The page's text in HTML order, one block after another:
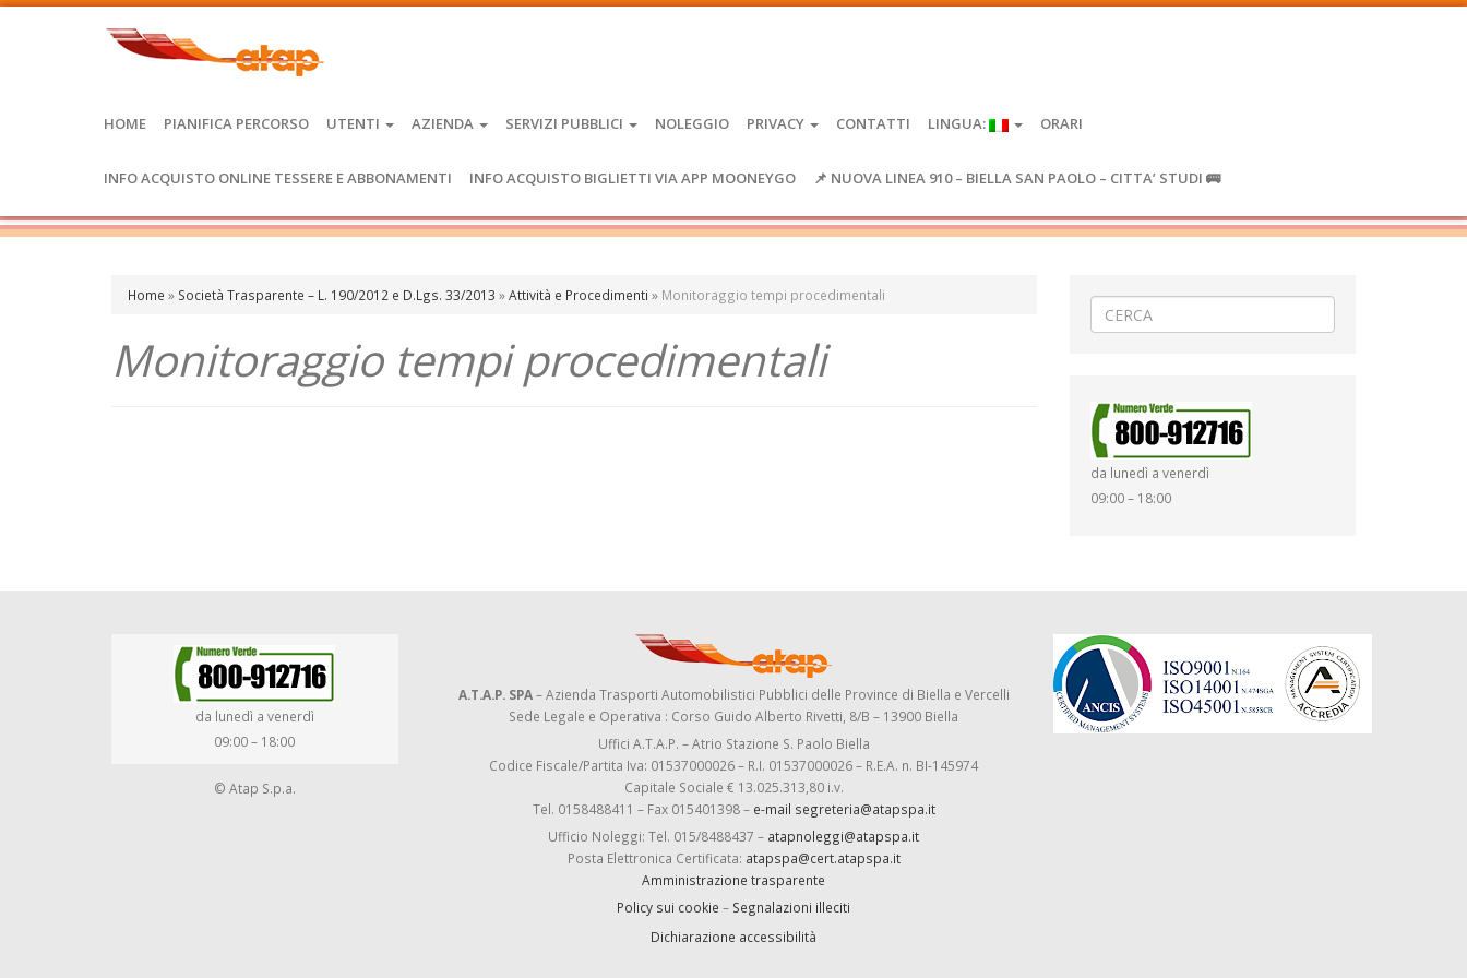
HOME PIANIFICA PERCORSO UTENTI AZIENDA SERVIZI PUBBLICI NOLEGGIO PRIVACY CONTATTI LINGUA: ORARI
INFO ACQUISTO ONLINE TESSERE E ABBONAMENTI INFO ACQUISTO BIGLIETTI VIA APP MOONEYGO 📌 NUOVA LINEA 910 – BIELLA SAN PAOLO – CITTA’ STUDI 🚌
Home » Società Trasparente – L. 190/2012 e D.Lgs. 33/2013 »Attività e Procedimenti » Monitoraggio tempi procedimentali
Monitoraggio tempi procedimentali
da lunedì a venerdì
09:00 – 18:00
da lunedì a venerdì
09:00 – 18:00
© Atap S.p.a.
A.T.A.P. SPA– Azienda Trasporti Automobilistici Pubblici delle Province di Biella e Vercelli
Sede Legale e Operativa : Corso Guido Alberto Rivetti, 8/B – 13900 Biella
Uffici A.T.A.P. – Atrio Stazione S. Paolo Biella
Codice Fiscale/Partita Iva: 01537000026 – R.I. 01537000026 – R.E.A. n. BI-145974
Capitale Sociale € 13.025.313,80 i.v.
Tel. 0158488411 – Fax 015401398 – e-mail segreteria@atapspa.it
Ufficio Noleggi: Tel. 015/8488437 – atapnoleggi@atapspa.it
Posta Elettronica Certificata: atapspa@cert.atapspa.it
Amministrazione trasparente
Policy sui cookie – Segnalazioni illeciti
Dichiarazione accessibilità